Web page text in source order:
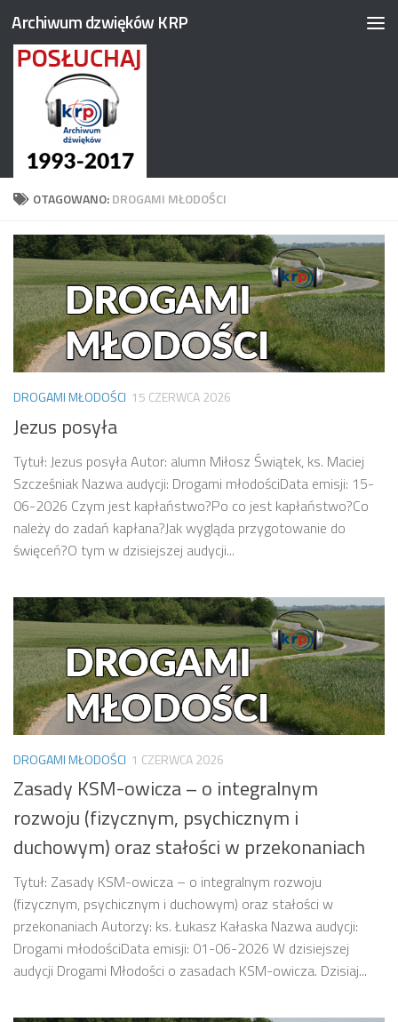
Przejdź do treści
Archiwum dzwięków KRP
OTAGOWANO:DROGAMI MŁODOŚCI
DROGAMI MŁODOŚCI 15 CZERWCA 2026
Jezus posyła
Tytuł: Jezus posyła Autor: alumn Miłosz Świątek, ks. Maciej
Szcześniak Nazwa audycji: Drogami młodościData emisji: 15-
06-2026 Czym jest kapłaństwo?Po co jest kapłaństwo?Co
należy do zadań kapłana?Jak wygląda przygotowanie do
święceń?O tym w dzisiejszej audycji...
DROGAMI MŁODOŚCI 1 CZERWCA 2026
Zasady KSM-owicza – o integralnym
rozwoju (fizycznym, psychicznym i
duchowym) oraz stałości w przekonaniach
Tytuł: Zasady KSM-owicza – o integralnym rozwoju
(fizycznym, psychicznym i duchowym) oraz stałości w
przekonaniach Autorzy: ks. Łukasz Kałaska Nazwa audycji:
Drogami młodościData emisji: 01-06-2026 W dzisiejszej
audycji Drogami Młodości o zasadach KSM-owicza. Dzisiaj...